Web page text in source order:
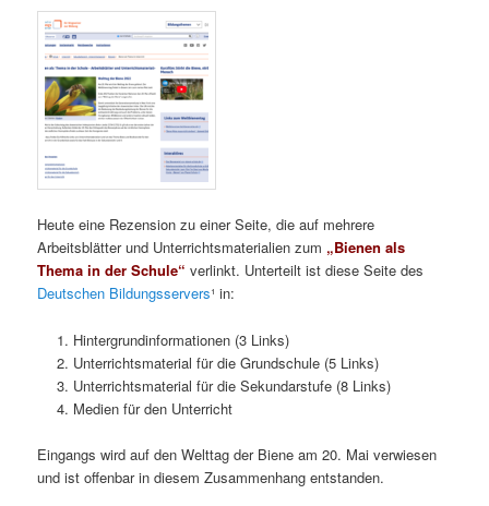
Heute eine Rezension zu einer Seite, die auf mehrere
Arbeitsblätter und Unterrichtsmaterialien zum „Bienen als
Thema in der Schule“ verlinkt. Unterteilt ist diese Seite des
Deutschen Bildungsservers¹ in:
Hintergrundinformationen (3 Links)
Unterrichtsmaterial für die Grundschule (5 Links)
Unterrichtsmaterial für die Sekundarstufe (8 Links)
Medien für den Unterricht
Eingangs wird auf den Welttag der Biene am 20. Mai verwiesen
und ist offenbar in diesem Zusammenhang entstanden.